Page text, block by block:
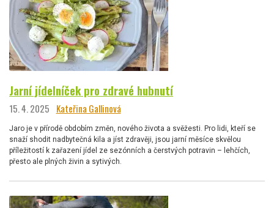
Jarní jídelníček pro zdravé hubnutí
15. 4. 2025 Kateřina Gallinová
Jaro je v přírodě obdobím změn, nového života a svěžesti. Pro lidi, kteří se
snaží shodit nadbytečná kila a jíst zdravěji, jsou jarní měsíce skvělou
příležitostí k zařazení jídel ze sezónních a čerstvých potravin – lehčích,
přesto ale plných živin a sytivých.